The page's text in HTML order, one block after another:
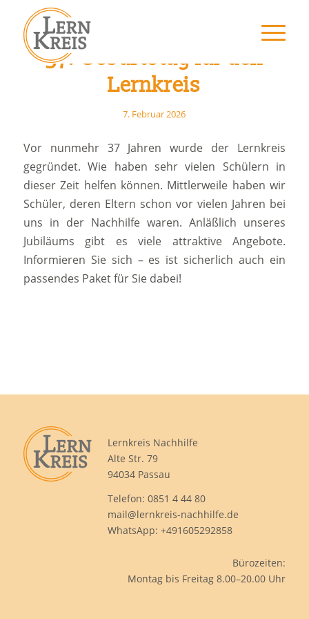
37. Geburtstag für den
Lernkreis
7. Februar 2026
Vor nunmehr 37 Jahren wurde der Lernkreis
gegründet. Wie haben sehr vielen Schülern in
dieser Zeit helfen können. Mittlerweile haben wir
Schüler, deren Eltern schon vor vielen Jahren bei
uns in der Nachhilfe waren. Anläßlich unseres
Jubiläums gibt es viele attraktive Angebote.
Informieren Sie sich – es ist sicherlich auch ein
passendes Paket für Sie dabei!
Lernkreis Nachhilfe
Alte Str. 79
94034 Passau
Telefon: 0851 4 44 80
mail@lernkreis-nachhilfe.de
WhatsApp: +491605292858
Bürozeiten:
Montag bis Freitag 8.00–20.00 Uhr